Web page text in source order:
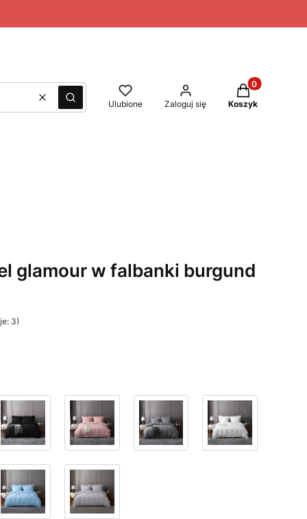
WyczyśćSzukaj Ulubione Zaloguj się
Produkty w
Koszyk
glamour w falbanki burgund
3)